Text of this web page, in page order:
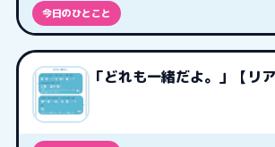
今日のひとこと
「どれも一緒だよ。」【リ